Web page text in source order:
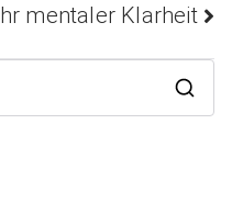
hr mentaler Klarheit